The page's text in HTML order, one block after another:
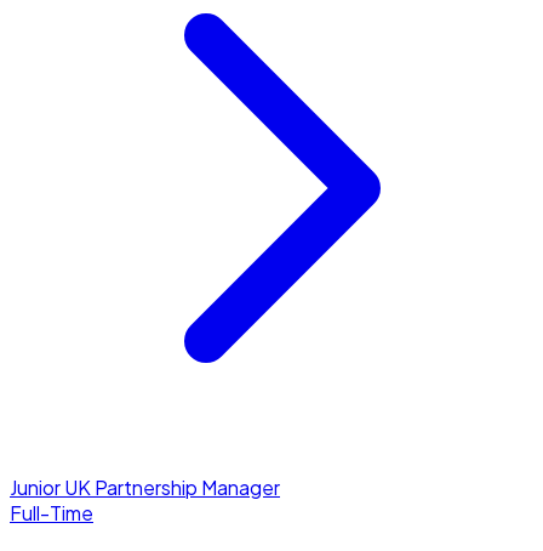
Junior UK Partnership Manager
Full-Time